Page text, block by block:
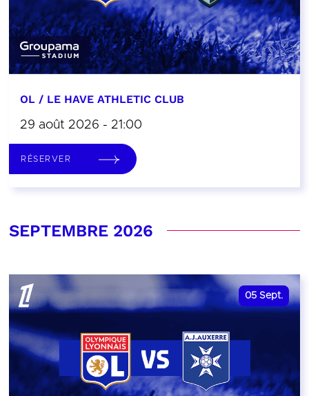
OL / LE HAVE ATHLETIC CLUB
29 août 2026 - 21:00
RÉSERVER
SEPTEMBRE 2026
05 Sept.